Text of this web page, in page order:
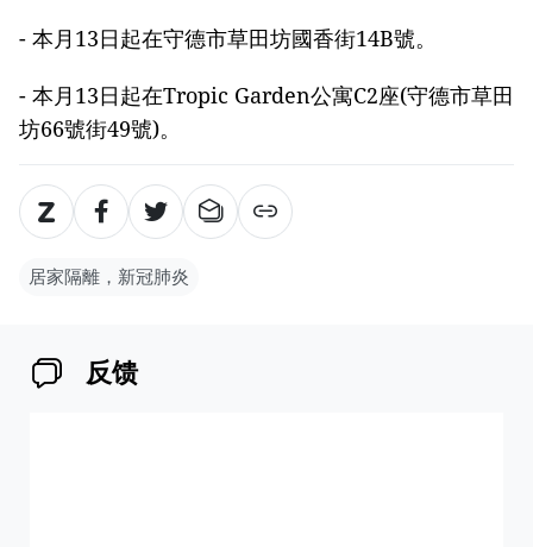
- 本月13日起在守德市草田坊國香街14B號。
- 本月13日起在Tropic Garden公寓C2座(守德市草田
坊66號街49號)。
居家隔離，新冠肺炎
反馈